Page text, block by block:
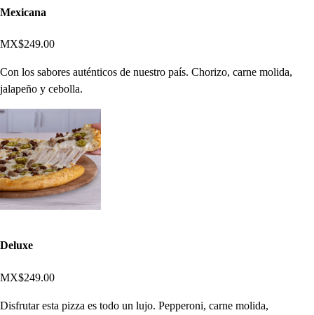
Mexicana
MX$249.00
Con los sabores auténticos de nuestro país. Chorizo, carne molida,
jalapeño y cebolla.
Deluxe
MX$249.00
Disfrutar esta pizza es todo un lujo. Pepperoni, carne molida,